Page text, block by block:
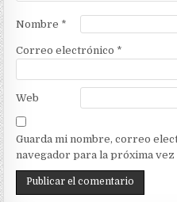
Nombre *
Correo electrónico *
Web
Guarda mi nombre, correo
navegador para la próxima vez